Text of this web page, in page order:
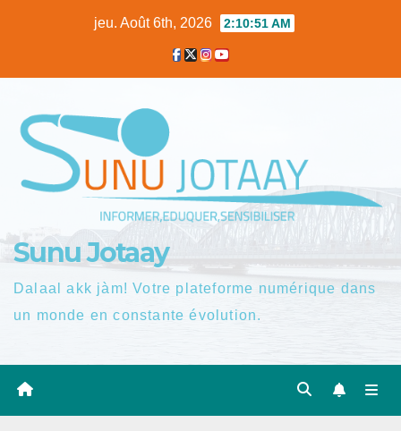
jeu. Août 6th, 2026 2:10:52 AM
Sunu Jotaay
Dalaal akk jàm! Votre plateforme numérique dans
un monde en constante évolution.